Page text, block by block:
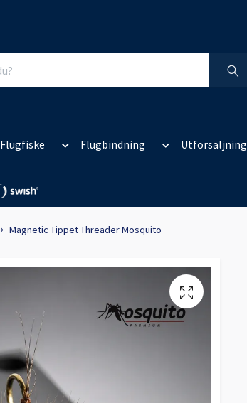
Flugfiske Flugbindning Utförsäljning
Magnetic Tippet Threader Mosquito